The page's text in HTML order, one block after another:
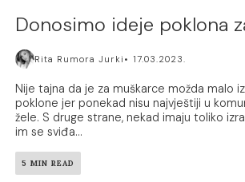
Donosimo ideje poklona
Rita Rumora Jurki 17.03.2023.
Nije tajna da je za muškarce možda malo
poklone jer ponekad nisu najvještiji u
žele. S druge strane, nekad imaju toliko
im se sviđa...
5 MIN READ